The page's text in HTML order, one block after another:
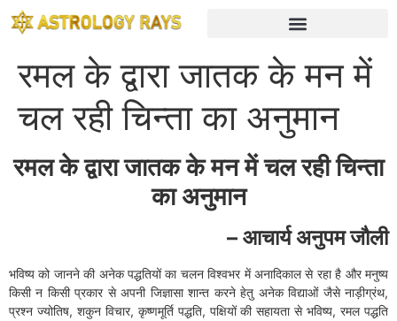
रमल के द्वारा जातक के मन में
चल रही चिन्ता का अनुमान
रमल के द्वारा जातक के मन में चल रही चिन्ता
का अनुमान
– आचार्य अनुपम जौली
भविष्य को जानने की अनेक पद्धतियों का चलन विश्वभर में अनादिकाल से रहा है और मनुष्य
किसी न किसी प्रकार से अपनी जिज्ञासा शान्त करने हेतु अनेक विद्याओं जैसे नाड़ीग्रंथ,
प्रश्न ज्योतिष, शकुन विचार, कृष्णमूर्ति पद्धति, पक्षियों की सहायता से भविष्य, रमल पद्धति